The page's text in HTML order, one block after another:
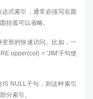
式索引，通常必须写在圆
括弧可以省略。
形的快速访问。比如，一
upper(col) = 'JIM'子句使
NULL子句，则这种索引
分索引。